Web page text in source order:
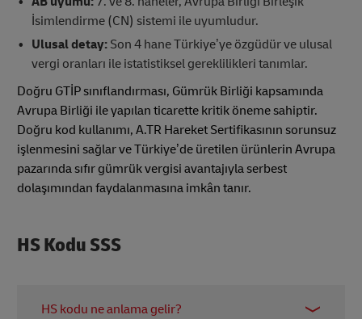
İsimlendirme (CN) sistemi ile uyumludur.
Ulusal detay:Son 4 hane Türkiye’ye özgüdür ve ulusal
vergi oranları ile istatistiksel gereklilikleri tanımlar.
Doğru GTİP sınıflandırması, Gümrük Birliği kapsamında
Avrupa Birliği ile yapılan ticarette kritik öneme sahiptir.
Doğru kod kullanımı, A.TR Hareket Sertifikasının sorunsuz
işlenmesini sağlar ve Türkiye’de üretilen ürünlerin Avrupa
pazarında sıfır gümrük vergisi avantajıyla serbest
dolaşımından faydalanmasına imkân tanır.
HS Kodu SSS
HS kodu ne anlama gelir?